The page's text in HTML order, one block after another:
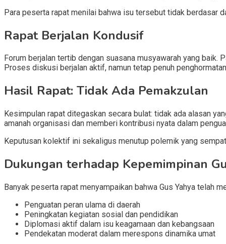
Para peserta rapat menilai bahwa isu tersebut tidak berdasar
Rapat Berjalan Kondusif
Forum berjalan tertib dengan suasana musyawarah yang
Proses diskusi berjalan aktif, namun tetap penuh
Hasil Rapat: Tidak Ada Pemakzulan
Kesimpulan rapat ditegaskan secara bulat: tidak ada alasan
amanah organisasi dan memberi kontribusi nyata dalam
Keputusan kolektif ini sekaligus menutup polemik yang
Dukungan terhadap Kepemimpinan
Banyak peserta rapat menyampaikan bahwa Gus Yahya telah
Penguatan peran ulama di daerah
Peningkatan kegiatan sosial dan pendidikan
Diplomasi aktif dalam isu keagamaan dan kebangsaan
Pendekatan moderat dalam merespons dinamika umat